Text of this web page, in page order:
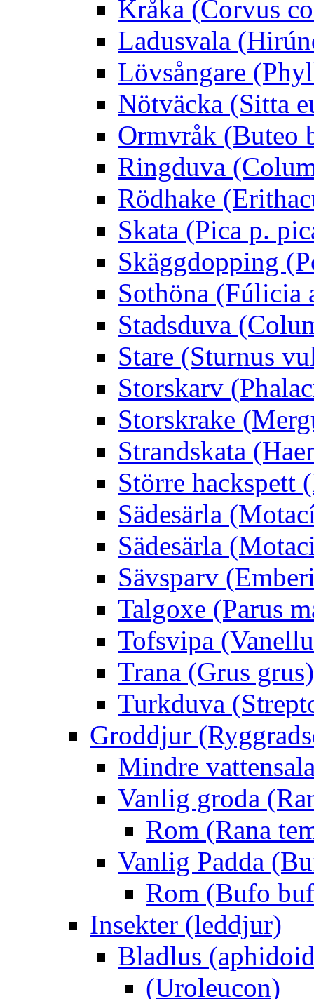
Kråka (Corvus
Ladusvala
Lövsångare
Nötväcka (Sitta
Ormvråk (Buteo
Ringduva
Rödhake
Skata (Pica p.
Skäggdopping
Sothöna (Fúlicia
Stadsduva
Stare (Sturnus
Storskarv
Storskrake
Strandskata
Större hackspett
Sädesärla
Sädesärla
Sävsparv
Talgoxe (Parus
Tofsvipa
Trana (Grus grus)
Turkduva
Groddjur
Mindre
Vanlig groda
Rom (Rana
Vanlig Padda
Rom (Bufo
Insekter (leddjur)
Bladlus
(Uroleucon)